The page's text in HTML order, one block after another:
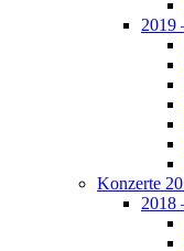
2019
Konzerte
2018